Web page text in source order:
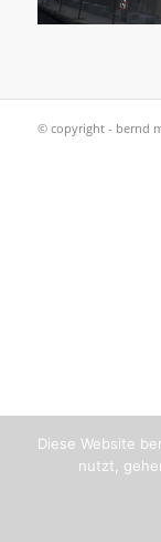
© copyright - bernd
Diese Website
nutzt,